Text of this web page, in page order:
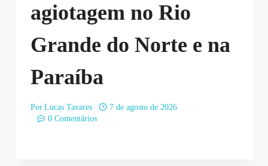
agiotagem no Rio
Grande do Norte e na
Paraíba
Por Lucas Tavares
7 de agosto de 2026
0 Comentários